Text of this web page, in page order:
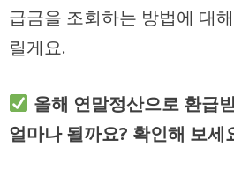
급금을 조회하는 방법에 대
릴게요.
올해 연말정산으로 환급
얼마나 될까요? 확인해 보세